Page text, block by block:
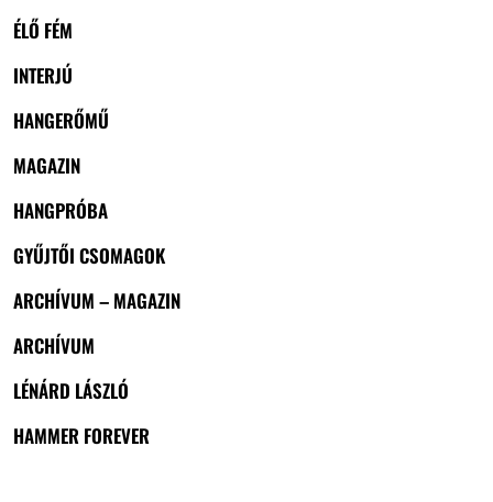
ÉLŐ FÉM
INTERJÚ
HANGERŐMŰ
MAGAZIN
HANGPRÓBA
GYŰJTŐI CSOMAGOK
ARCHÍVUM – MAGAZIN
ARCHÍVUM
LÉNÁRD LÁSZLÓ
HAMMER FOREVER